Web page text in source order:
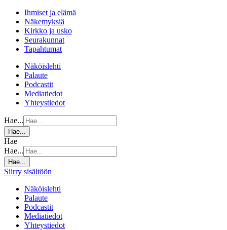
Ihmiset ja elämä
Näkemyksiä
Kirkko ja usko
Seurakunnat
Tapahtumat
Näköislehti
Palaute
Podcastit
Mediatiedot
Yhteystiedot
Hae...
Hae...
Hae
Hae...
Hae...
Siirry sisältöön
Näköislehti
Palaute
Podcastit
Mediatiedot
Yhteystiedot